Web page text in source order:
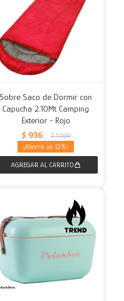
Sobre Saco de Dormir con
Capucha 2.10Mt Camping
Exterior - Rojo
$ 936 $ 1.069
12